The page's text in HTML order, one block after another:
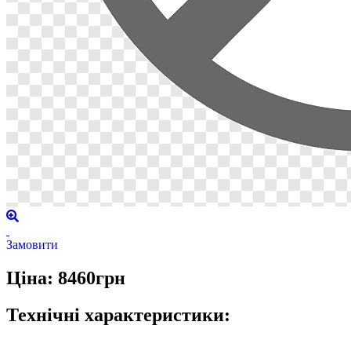
Замовити
Ціна: 8460грн
Технічні характеристики: